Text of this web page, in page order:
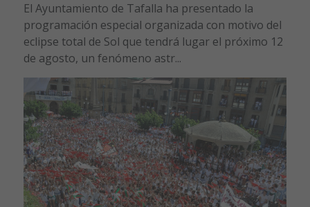
El Ayuntamiento de Tafalla ha presentado la
programación especial organizada con motivo del
eclipse total de Sol que tendrá lugar el próximo 12
de agosto, un fenómeno astr...